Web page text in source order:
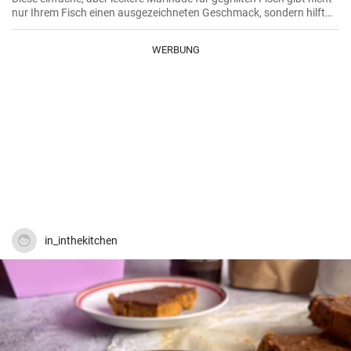
nur Ihrem Fisch einen ausgezeichneten Geschmack, sondern hilft
auch, ihn weich, saftig und voller Geschmack zu machen. Ideal für
WERBUNG
in_inthekitchen